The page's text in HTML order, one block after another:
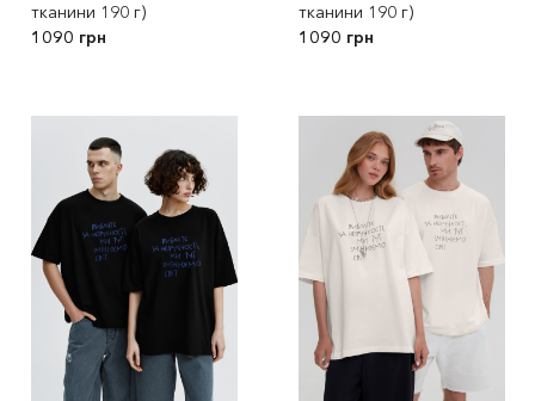
тканини 190 г)
1090 грн
тканини 190 г)
1090 грн